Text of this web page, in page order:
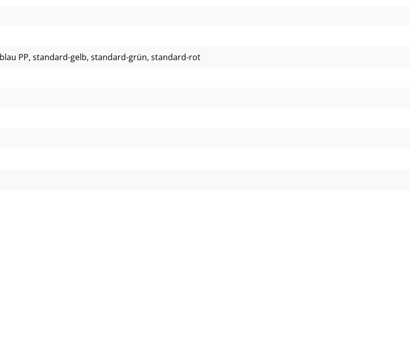
PP, standard-gelb, standard-grün, standard-rot